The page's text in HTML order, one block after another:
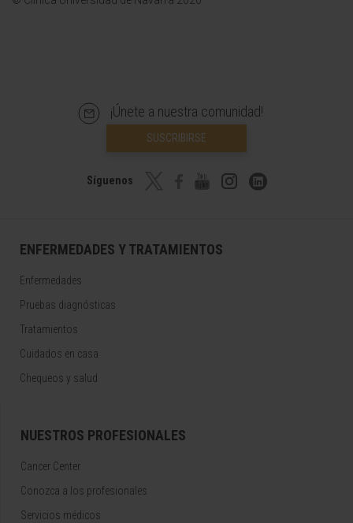
¡Únete a nuestra comunidad!
SUSCRIBIRSE
Síguenos
ENFERMEDADES Y TRATAMIENTOS
Enfermedades
Pruebas diagnósticas
Tratamientos
Cuidados en casa
Chequeos y salud
NUESTROS PROFESIONALES
Cancer Center
Conozca a los profesionales
Servicios médicos